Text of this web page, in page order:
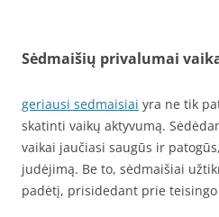
Sėdmaišių privalumai
geriausi sedmaisiai yra ne tik
skatinti vaikų aktyvumą.
vaikai jaučiasi saugūs ir
judėjimą. Be to, sėdmaišiai
padėtį, prisidedant prie teisingo